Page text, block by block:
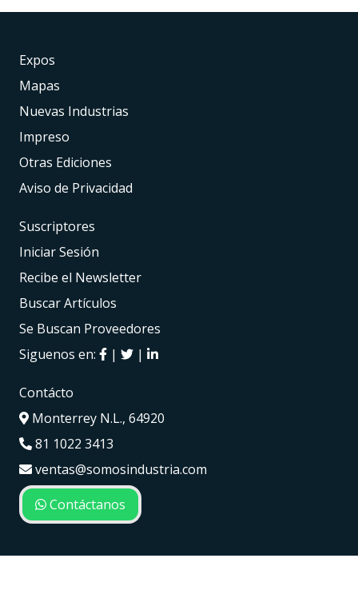
Expos
Mapas
Nuevas Industrias
Impreso
Otras Ediciones
Aviso de Privacidad
Suscriptores
Iniciar Sesión
Recibe el Newsletter
Buscar Artículos
Se Buscan Proveedores
Siguenos en:
| |
Contácto
Monterrey N.L., 64920
81 1022 3413
ventas@somosindustria.com
Contáctanos